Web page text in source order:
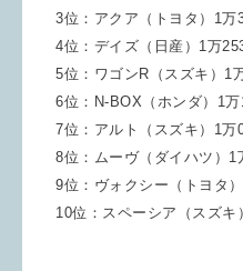
3位：アクア（トヨタ）1万
4位：デイズ（日産）1万
5位：ワゴンR（スズキ）1
6位：N-BOX（ホンダ）1万
7位：アルト（スズキ）1万
8位：ムーヴ（ダイハツ）1
9位：ヴォクシー（トヨタ
10位：スペーシア（スズキ